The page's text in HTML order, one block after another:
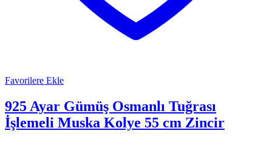
Favorilere Ekle
925 Ayar Gümüş Osmanlı Tuğrası
İşlemeli Muska Kolye 55 cm Zincir